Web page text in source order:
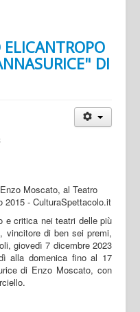
DI
e critica nei teatri delle più
vincitore di ben sei premi,
giovedì 7 dicembre 2023
alla domenica fino al 17
di Enzo Moscato, con